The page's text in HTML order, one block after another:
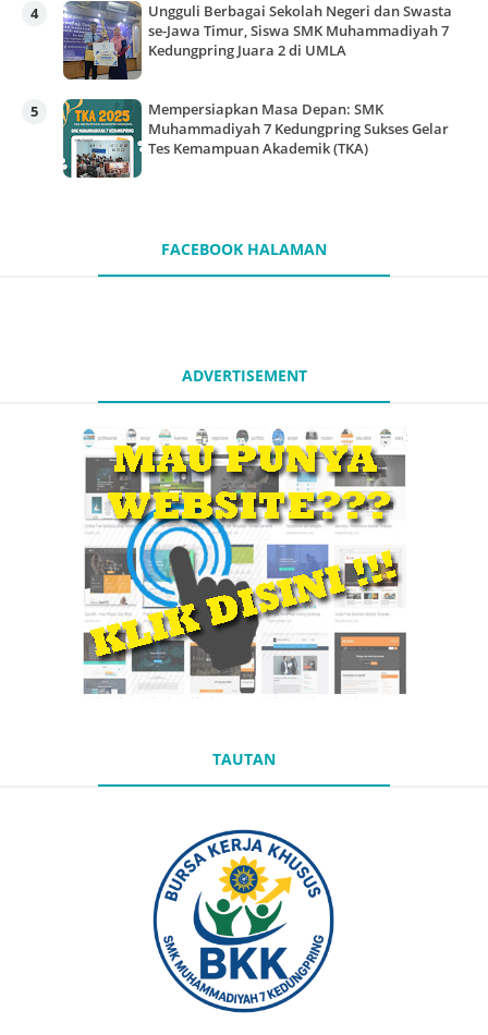
Ungguli Berbagai Sekolah Negeri dan Swasta
se-Jawa Timur, Siswa SMK Muhammadiyah 7
Kedungpring Juara 2 di UMLA
Mempersiapkan Masa Depan: SMK
Muhammadiyah 7 Kedungpring Sukses Gelar
Tes Kemampuan Akademik (TKA)
FACEBOOK HALAMAN
ADVERTISEMENT
TAUTAN